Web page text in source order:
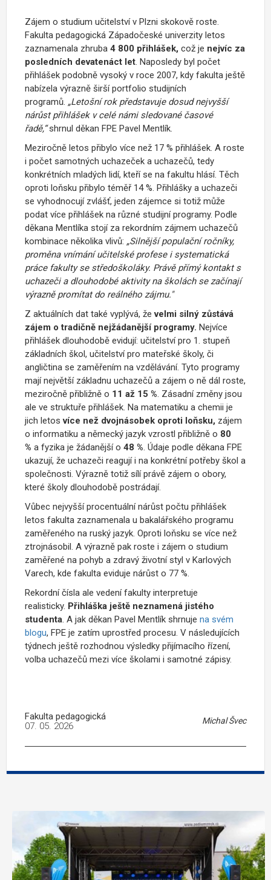
Zájem o studium učitelství v Plzni skokově roste.
Fakulta pedagogická Západočeské univerzity letos
zaznamenala zhruba 4 800 přihlášek, což je nejvíc za
posledních devatenáct let. Naposledy byl počet
přihlášek podobně vysoký v roce 2007, kdy fakulta ještě
nabízela výrazně širší portfolio studijních
programů. „Letošní rok představuje dosud nejvyšší
nárůst přihlášek v celé námi sledované časové
řadě,“shrnul děkan FPE Pavel Mentlík.
Meziročně letos přibylo více než 17 % přihlášek. A roste
i počet samotných uchazeček a uchazečů, tedy
konkrétních mladých lidí, kteří se na fakultu hlásí. Těch
oproti loňsku přibylo téměř 14 %. Přihlášky a uchazeči
se vyhodnocují zvlášť, jeden zájemce si totiž může
podat více přihlášek na různé studijní programy. Podle
děkana Mentlíka stojí za rekordním zájmem uchazečů
kombinace několika vlivů: „Silnější populační ročníky,
proměna vnímání učitelské profese i systematická
práce fakulty se středoškoláky. Právě přímý kontakt s
uchazeči a dlouhodobé aktivity na školách se začínají
výrazně promítat do reálného zájmu."
Z aktuálních dat také vyplývá, ževelmi silný zůstává
zájem o tradičně nejžádanější programy. Nejvíce
přihlášek dlouhodobě evidují: učitelství pro 1. stupeň
základních škol, učitelství pro mateřské školy, či
angličtina se zaměřením na vzdělávání. Tyto programy
mají největší základnu uchazečů a zájem o ně dál roste,
meziročně přibližně o 11 až 15 %. Zásadní změny jsou
ale ve struktuře přihlášek. Na matematiku a chemii je
jich letosvíce než dvojnásobek oproti loňsku, zájem
o informatiku a německý jazyk vzrostl přibližně o 80
% a fyzika je žádanější o 48 %. Údaje podle děkana FPE
ukazují, že uchazeči reagují i na konkrétní potřeby škol a
společnosti. Výrazně totiž sílí právě zájem o obory,
které školy dlouhodobě postrádají.
Vůbec nejvyšší procentuální nárůst počtu přihlášek
letos fakulta zaznamenala u bakalářského programu
zaměřeného na ruský jazyk. Oproti loňsku se více než
ztrojnásobil. A výrazně pak roste i zájem o studium
zaměřené na pohyb a zdravý životní styl v Karlových
Varech, kde fakulta eviduje nárůst o 77 %.
Rekordní čísla ale vedení fakulty interpretuje
realisticky. Přihláška ještě neznamená jistého
studenta. A jak děkan Pavel Mentlík shrnuje na svém
blogu, FPE je zatím uprostřed procesu. V následujících
týdnech ještě rozhodnou výsledky přijímacího řízení,
volba uchazečů mezi více školami i samotné zápisy.
Fakulta pedagogická Michal Švec
07. 05. 2026